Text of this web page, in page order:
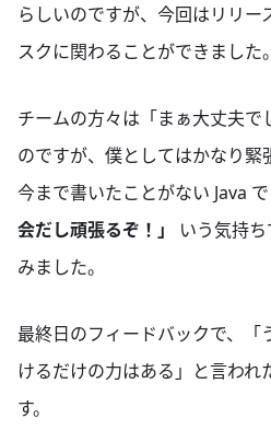
らしいのですが、今回はリリー
スクに関わることができました。
チームの方々は「まぁ大丈夫
のですが、僕としてはかなり緊
今まで書いたことがない Java で
会だし頑張るぞ！」
いう気持
みました。
最終日のフィードバックで、
けるだけの力はある」と言われ
す。